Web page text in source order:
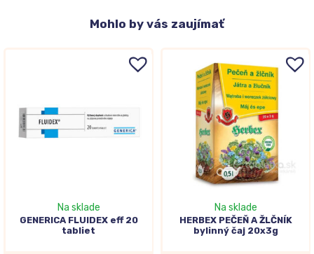
Mohlo by vás zaujímať
Na sklade
GENERICA FLUIDEX eff 20
tabliet
Na sklade
HERBEX PEČEŇ A ŽLČNÍK
bylinný čaj 20x3g